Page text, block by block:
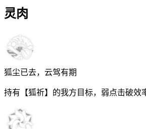
灵肉
狐尘已去，云驾有期
持有【狐祈】的我方目标，弱点击破效